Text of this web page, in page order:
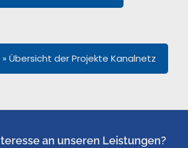
» Übersicht der Projekte Kanalnetz
an unseren Leistungen?